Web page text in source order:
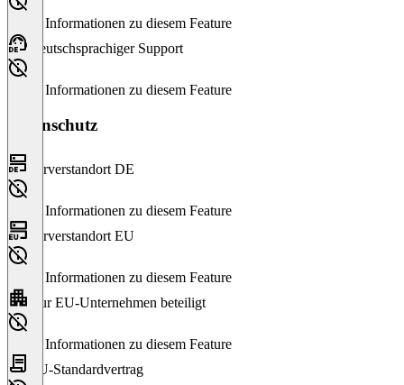
Keine Informationen zu diesem Feature
Deutschsprachiger Support
Keine Informationen zu diesem Feature
Datenschutz
Serverstandort DE
Keine Informationen zu diesem Feature
Serverstandort EU
Keine Informationen zu diesem Feature
Nur EU-Unternehmen beteiligt
Keine Informationen zu diesem Feature
EU-Standardvertrag